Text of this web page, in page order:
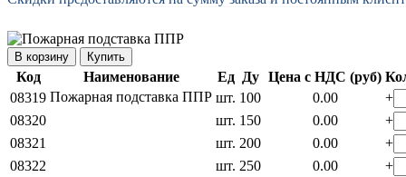
Купить
Код Наименование Ед Ду Цена с НДС (руб)
08319 Пожарная подставка ППР шт. 100 0.00 +
08320
шт. 150 0.00 +
08321
шт. 200 0.00 +
08322
шт. 250 0.00 +